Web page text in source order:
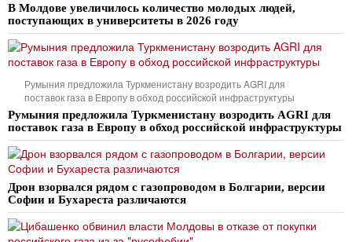
В Молдове увеличилось количество молодых людей,
поступающих в университеты в 2026 году
Румыния предложила Туркменистану возродить AGRI для
поставок газа в Европу в обход российской инфраструктуры
Румыния предложила Туркменистану возродить AGRI для
поставок газа в Европу в обход российской инфраструктуры
Дрон взорвался рядом с газопроводом в Болгарии, версии
Софии и Бухареста различаются